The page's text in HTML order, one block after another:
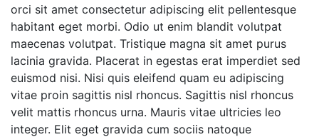
orci sit amet consectetur adipiscing elit pellentesque
habitant eget morbi. Odio ut enim blandit volutpat
maecenas volutpat. Tristique magna sit amet purus
lacinia gravida. Placerat in egestas erat imperdiet sed
euismod nisi. Nisi quis eleifend quam eu adipiscing
vitae proin sagittis nisl rhoncus. Sagittis nisl rhoncus
velit mattis rhoncus urna. Mauris vitae ultricies leo
integer. Elit eget gravida cum sociis natoque